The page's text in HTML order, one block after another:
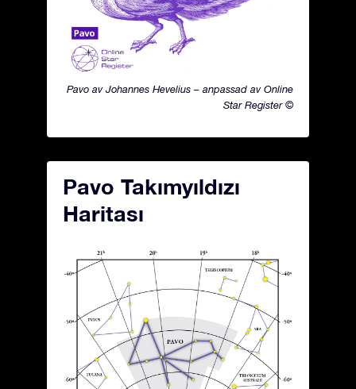
Pavo av Johannes Hevelius – anpassad av Online
Star Register ©
Pavo Takımyıldızı
Haritası